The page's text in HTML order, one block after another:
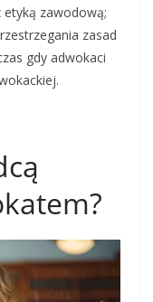
etyką zawodową;
zasad
gdy adwokaci